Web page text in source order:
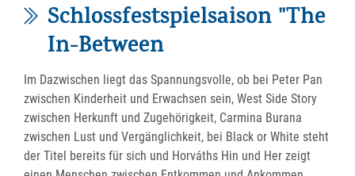
Schlossfestspielsaison "The
In-Between
Im Dazwischen liegt das Spannungsvolle, ob bei Peter Pan
zwischen Kinderheit und Erwachsen sein, West Side Story
zwischen Herkunft und Zugehörigkeit, Carmina Burana
zwischen Lust und Vergänglichkeit, bei Black or White steht
der Titel bereits für sich und Horváths Hin und Her zeigt